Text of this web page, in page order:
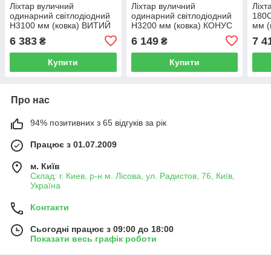
Ліхтар вуличний
одинарний світлодіодний
H3100 мм (ковка) ВИТИЙ
6 383 ₴
Купити
Ліхтар вуличний
одинарний світлодіодний
H3200 мм (ковка) КОНУС
6 149₴
Купити
мм
7
Про нас
94% позитивних з 65 відгуків за рік
Працює з 01.07.2009
м. Київ
Склад: г. Киев, р-н м. Лісова, ул. Радистов, 76, Київ,
Україна
Контакти
Сьогодні працює з 09:00 до 18:00
Показати весь графік роботи